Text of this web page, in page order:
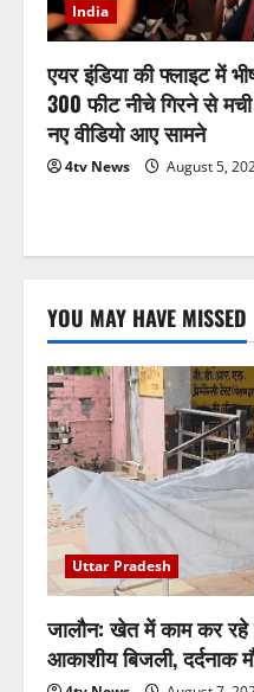
India
एयर इंडिया की फ्लाइट में
300 फीट नीचे गिरने से
नए वीडियो आए सामने
4tv News August 5,
YOU MAY HAVE MISSED
Uttar Pradesh
जालौन: खेत में काम कर रहे
आकाशीय बिजली, दर्दनाक